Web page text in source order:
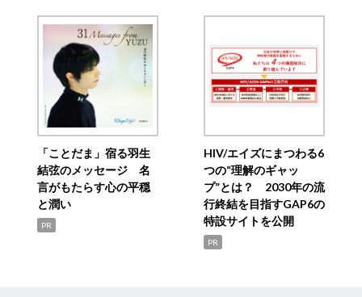
「ことだま」宿る羽生
結弦のメッセージ 名
言がもたらす心の平穏
と潤い
PR
HIV/エイズにまつわる6
つの“理解のギャッ
プ”とは？ 2030年の流
行終結を目指すGAP6の
特設サイトを公開
PR